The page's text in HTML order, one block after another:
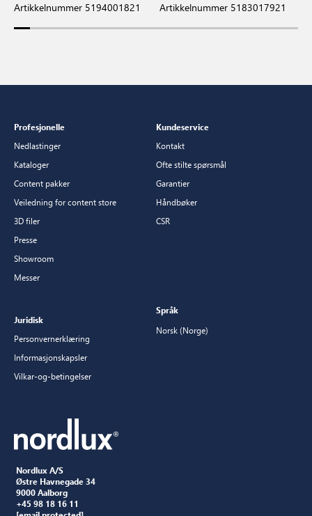
Artikkelnummer 5194001821 Artikkelnummer 5183017921
Nordlux A/S
Østre Havnegade 34
9000 Aalborg
+45 98 18 16 11
Profesjonelle
Nedlastinger
Kataloger
Content pakker
Veiledning for content store
3D filer
Presse
Showroom
Messer
Kundeservice
Kontakt
Ofte stilte spørsmål
Garantier
Håndbøker
CSR
Juridisk
Personvernerklæring
Informasjonskapsler
Vilkar-og-betingelser
Språk
Norsk (Norge)